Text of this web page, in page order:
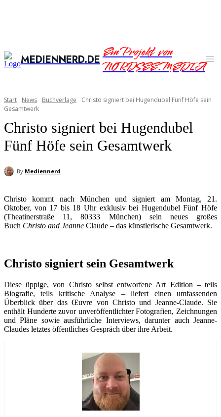
MEDIENNERD.DEEin Projekt von
NORDSEE.MEDIA
Start News Buchverlage
Christo signiert bei Hugendubel Fünf Höfe sein
Gesamtwerk
Christo signiert bei Hugendubel
Fünf Höfe sein Gesamtwerk
By Mediennerd
Christo kommt nach München und signiert am Montag, 21.
Oktober, von 17 bis 18 Uhr exklusiv bei Hugendubel Fünf Höfe
(Theatinerstraße 11, 80333 München) sein neues großes
Buch Christo and Jeanne Claude – das künstlerische Gesamtwerk.
Christo signiert sein Gesamtwerk
Diese üppige, von Christo selbst entworfene Art Edition – teils
Biografie, teils kritische Analyse – liefert einen umfassenden
Überblick über das Œuvre von Christo und Jeanne-Claude. Sie
enthält Hunderte zuvor unveröffentlichter Fotografien, Zeichnungen
und Pläne sowie ausführliche Interviews, darunter auch Jeanne-
Claudes letztes öffentliches Gespräch über ihre Arbeit.